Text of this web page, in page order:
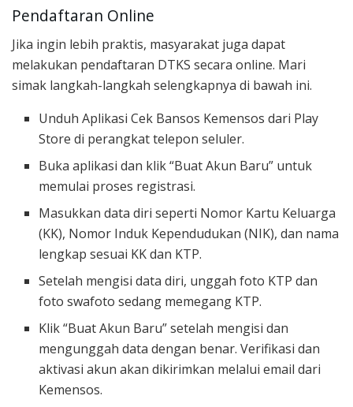
Pendaftaran Online
Jika ingin lebih praktis, masyarakat juga dapat
melakukan pendaftaran DTKS secara online. Mari
simak langkah-langkah selengkapnya di bawah ini.
Unduh Aplikasi Cek Bansos Kemensos dari Play
Store di perangkat telepon seluler.
Buka aplikasi dan klik “Buat Akun Baru” untuk
memulai proses registrasi.
Masukkan data diri seperti Nomor Kartu Keluarga
(KK), Nomor Induk Kependudukan (NIK), dan nama
lengkap sesuai KK dan KTP.
Setelah mengisi data diri, unggah foto KTP dan
foto swafoto sedang memegang KTP.
Klik “Buat Akun Baru” setelah mengisi dan
mengunggah data dengan benar. Verifikasi dan
aktivasi akun akan dikirimkan melalui email dari
Kemensos.